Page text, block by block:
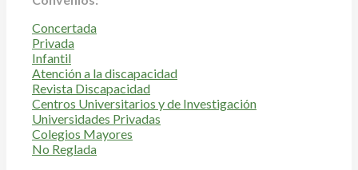
Concertada
Privada
Infantil
Atención a la discapacidad
Revista Discapacidad
Centros Universitarios y de Investigación
Universidades Privadas
Colegios Mayores
No Reglada